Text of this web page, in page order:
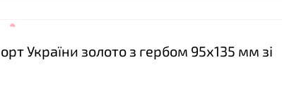
України золото з гербом 95х135 мм зі